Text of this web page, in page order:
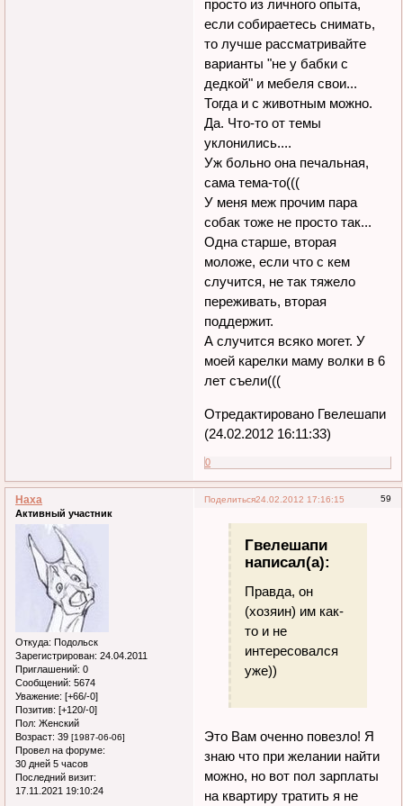
просто из личного опыта,
если собираетесь снимать,
то лучше рассматривайте
варианты "не у бабки с
дедкой" и мебеля свои...
Тогда и с животным можно.
Да. Что-то от темы
уклонились....
Уж больно она печальная,
сама тема-то(((
У меня меж прочим пара
собак тоже не просто так...
Одна старше, вторая
моложе, если что с кем
случится, не так тяжело
переживать, вторая
поддержит.
А случится всяко могет. У
моей карелки маму волки в 6
лет съели(((
Отредактировано Гвелешапи
(24.02.2012 16:11:33)
0
Поделиться 59
24.02.2012 17:16:15
Наха
Активный участник
Откуда: Подольск
Зарегистрирован: 24.04.2011
Приглашений: 0
Сообщений: 5674
Уважение: [+66/-0]
Позитив: [+120/-0]
Пол: Женский
Возраст: 39 [1987-06-06]
Провел на форуме:
30 дней 5 часов
Последний визит:
17.11.2021 19:10:24
Гвелешапи
написал(а):
Правда, он
(хозяин) им как-
то и не
интересовался
уже))
Это Вам оченно повезло! Я
знаю что при желании найти
можно, но вот пол зарплаты
на квартиру тратить я не